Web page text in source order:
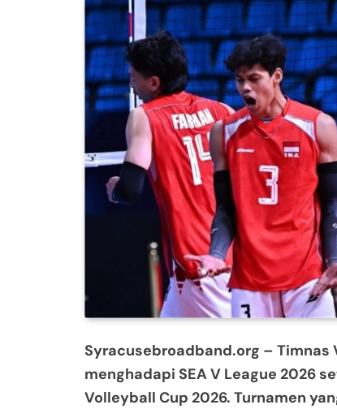
Syracusebroadband.org – Timnas
menghadapi SEA V League 2026
Volleyball Cup 2026. Turnamen